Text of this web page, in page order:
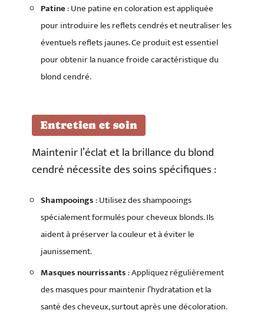
Patine: Une patine en coloration est appliquée
pour introduire les reflets cendrés et neutraliser les
éventuels reflets jaunes. Ce produit est essentiel
pour obtenir la nuance froide caractéristique du
blond cendré.
Entretien et soin
Maintenir l’éclat et la brillance du blond
cendré nécessite des soins spécifiques :
Shampooings: Utilisez des shampooings
spécialement formulés pour cheveux blonds. Ils
aident à préserver la couleur et à éviter le
jaunissement.
Masques nourrissants: Appliquez régulièrement
des masques pour maintenir l’hydratation et la
santé des cheveux, surtout après une décoloration.